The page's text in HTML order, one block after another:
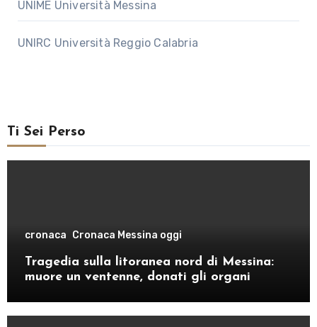
UNIME Università Messina
UNIRC Università Reggio Calabria
Ti Sei Perso
cronaca Cronaca Messina oggi
Tragedia sulla litoranea nord di Messina:
muore un ventenne, donati gli organi